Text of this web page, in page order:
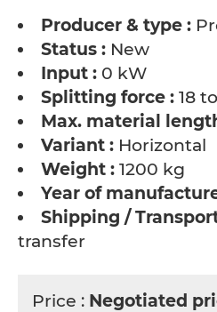
Producer & type :
Status : New
Input : 0 kW
Splitting force : 18
Max. material
Variant : Horizontal
Weight : 1200 kg
Year of
Shipping /
transfer
Price : Negotiated